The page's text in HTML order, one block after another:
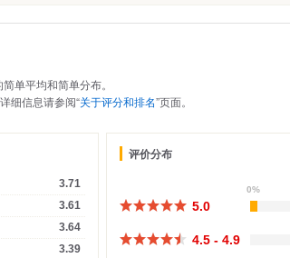
单平均和简单分布。
细信息请参阅“关于评分和排名”页面。
3.71
3.61
3.64
3.39
评价分布
0%
5.0
4.5 - 4.9